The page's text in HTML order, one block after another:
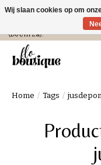
Verzending in NL € 4,99 en
(Do t/m Za).
Home / Tags /
Wij slaan cookies op om